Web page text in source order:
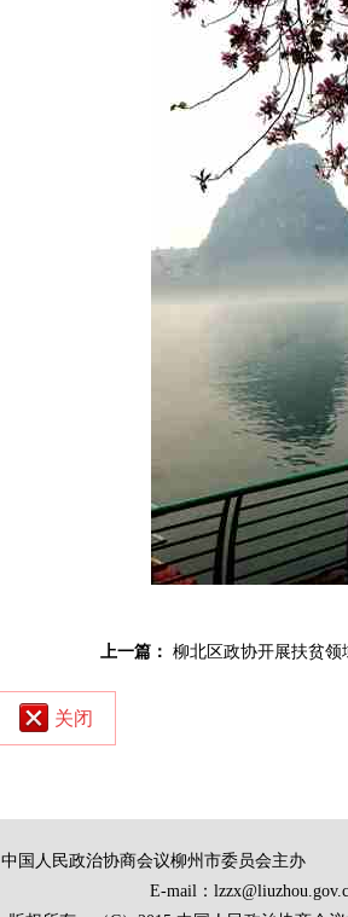
上一篇： 柳北区政协开展扶贫
关闭
中国人民政治协商会议柳州市委员会主
E-mail：